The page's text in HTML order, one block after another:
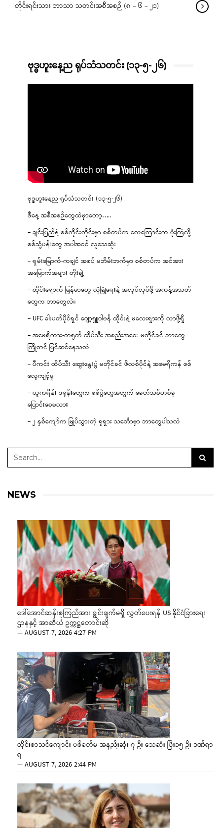
တိုင်းရင်းသား ဘာသာ သတင်းအစီအစဉ် (၈ – ၆ – ၂၁)
ဗုဒ္ဓဟူးနေ့ည ရုပ်သံသတင်း (၁၃-၅-၂၆)
ဗုဒ္ဓဟူးနေ့ည ရုပ်သံသတင်း (၁၃-၅-၂၆)
ဒီနေ့ အစီအစဉ်တွေထဲမှာတော့…..
– ချင်းပြည်နဲ့ စစ်ကိုင်းတိုင်းမှာ စစ်တပ်က လေကြောင်းက ဗုံးကြဲလို့
စစ်သုံ့ပန်းတွေ အပါအဝင် လူသေဆုံး
– ရှမ်းမြောက်-ကချင် အစပ် မဘိမ်းဘက်မှာ စစ်တပ်က အင်အား
အမြောက်အများ တိုးချဲ့
– ထိုင်းရောက် မြန်မာတွေ လုံခြုံရေးနဲ့ အလုပ်လုပ်ဖို့ အကန့်အသတ်
တွေက ဘာတွေလဲ။
– UFC ခါးပတ်ပိုင်ရှင် ဂျော့ရှူဝါဗန် ထိုင်းနဲ့ မလေးရှားကို လာဖို့ရှိ
– အမေရိကား-တရုတ် ထိပ်သီး အစည်းအဝေး မတိုင်ခင် ဘာတွေ
ကြိုတင် ပြင်ဆင်နေသလဲ
– ပီကင်း ထိပ်သီး ဆွေးနွေးပွဲ မတိုင်ခင် ဖိလစ်ပိုင်နဲ့ အမေရိကန် စစ်
လေ့ကျင့်မှု
– ယူကရိန်း ဒရုန်းတွေက စစ်ပွဲတွေအတွက် ခေတ်သစ်တစ်ခု
ပြောင်းစေမလား
– ၂ နှစ်ကျော်က မြုပ်သွားတဲ့ ရုရှား သင်္ဘောမှာ ဘာတွေပါသလဲ
NEWS
ဒေါ်အောင်ဆန်းစုကြည်အား ချွင်းချက်မရှိ လွှတ်ပေးရန် US နိုင်ငံခြားရေး
ဌာနနှင့် အာဆီယံ ဥက္ကဋ္ဌတောင်းဆို
—AUGUST 7, 2026 4:27 PM
ထိုင်းစာသင်ကျောင်း ပစ်ခတ်မှု အနည်းဆုံး ၇ ဦး သေဆုံး ပြီး၁၅ ဦး ဒဏ်ရာ
ရ
—AUGUST 7, 2026 2:44 PM